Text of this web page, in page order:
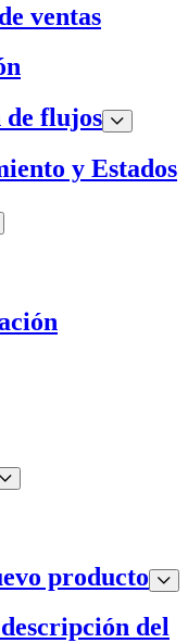
ventas
flujos
y Estados
producto
del